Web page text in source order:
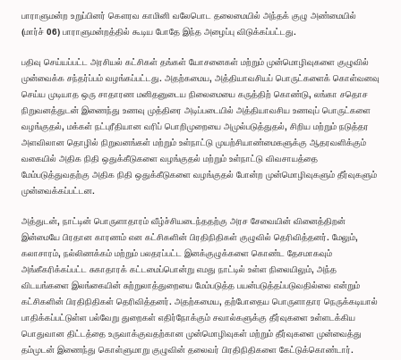
பாராளுமன்ற உறுப்பினர் கௌரவ காமினி வலேபொட தலைமையில் அந்தக் குழு அண்மையில்
(மார்ச் 06) பாராளுமன்றத்தில் கூடிய போதே இந்த அழைப்பு விடுக்கப்பட்டது.
பதிவு செய்யப்பட்ட அரசியல் கட்சிகள் தங்கள் யோசனைகள் மற்றும் முன்மொழிவுகளை குழுவில்
முன்வைக்க சந்தர்ப்பம் வழங்கப்பட்டது. அதற்கமைய, அத்தியாவசியப் பொருட்களைக் கொள்வனவு
செய்ய முடியாத ஒரு சாதாரண மனிதனுடைய நிலைமையை கருத்திற் கொண்டு, லங்கா சதொச
நிறுவனத்துடன் இணைந்து உணவு முத்திரை அடிப்படையில் அத்தியாவசிய உணவுப் பொருட்களை
வழங்குதல், மக்கள் நட்புரீதியான வரிப் பொறிமுறையை அமுல்படுத்துதல், சிறிய மற்றும் நடுத்தர
அளவிலான தொழில் நிறுவனங்கள் மற்றும் உள்நாட்டு முயற்சியாண்மைகளுக்கு ஆதரவளிக்கும்
வகையில் அதிக நிதி ஒதுக்கீடுகளை வழங்குதல் மற்றும் உள்நாட்டு விவசாயத்தை
மேம்படுத்துவதற்கு அதிக நிதி ஒதுக்கீடுகளை வழங்குதல் போன்ற முன்மொழிவுகளும் தீர்வுகளும்
முன்வைக்கப்பட்டன.
அத்துடன், நாட்டின் பொருளாதாரம் வீழ்ச்சியடைந்ததற்கு அரச சேவையின் வினைத்திறன்
இன்மையே பிரதான காரணம் என கட்சிகளின் பிரதிநிதிகள் குழுவில் தெரிவித்தனர். மேலும்,
கலாசாரம், நல்லிணக்கம் மற்றும் பலதரப்பட்ட இனக்குழுக்களை கொண்ட தேசமாகவும்
அங்கீகரிக்கப்பட்ட சுகாதாரக் கட்டமைப்பொன்று எமது நாட்டில் உள்ள நிலையிலும், அந்த
விடயங்களை இலங்கையின் சுற்றுலாத்துறையை மேம்படுத்த பயன்படுத்தப்படுவதில்லை என்றும்
கட்சிகளின் பிரதிநிதிகள் தெரிவித்தனர். அதற்கமைய, தற்போதைய பொருளாதார நெருக்கடியால்
பாதிக்கப்பட்டுள்ள பல்வேறு துறைகள் எதிர்நோக்கும் சவால்களுக்கு தீர்வுகளை உள்ளடக்கிய
பொதுவான திட்டத்தை உருவாக்குவதற்கான முன்மொழிவுகள் மற்றும் தீர்வுகளை முன்வைத்து
தம்முடன் இணைந்து கொள்ளுமாறு குழுவின் தலைவர் பிரதிநிதிகளை கேட்டுக்கொண்டார்.